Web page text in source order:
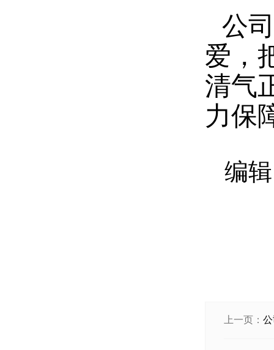
公
爱，
清气
力保
编
上一页：